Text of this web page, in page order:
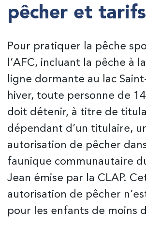
pêcher et tarifs
Pour pratiquer la pêche
l’AFC, incluant la pêche à
ligne dormante au lac
hiver, toute personne de
doit détenir, à titre de
dépendant d’un titulaire,
autorisation de pêcher
faunique communautaire
Jean émise par la CLAP.
autorisation de pêcher
pour les enfants de moins